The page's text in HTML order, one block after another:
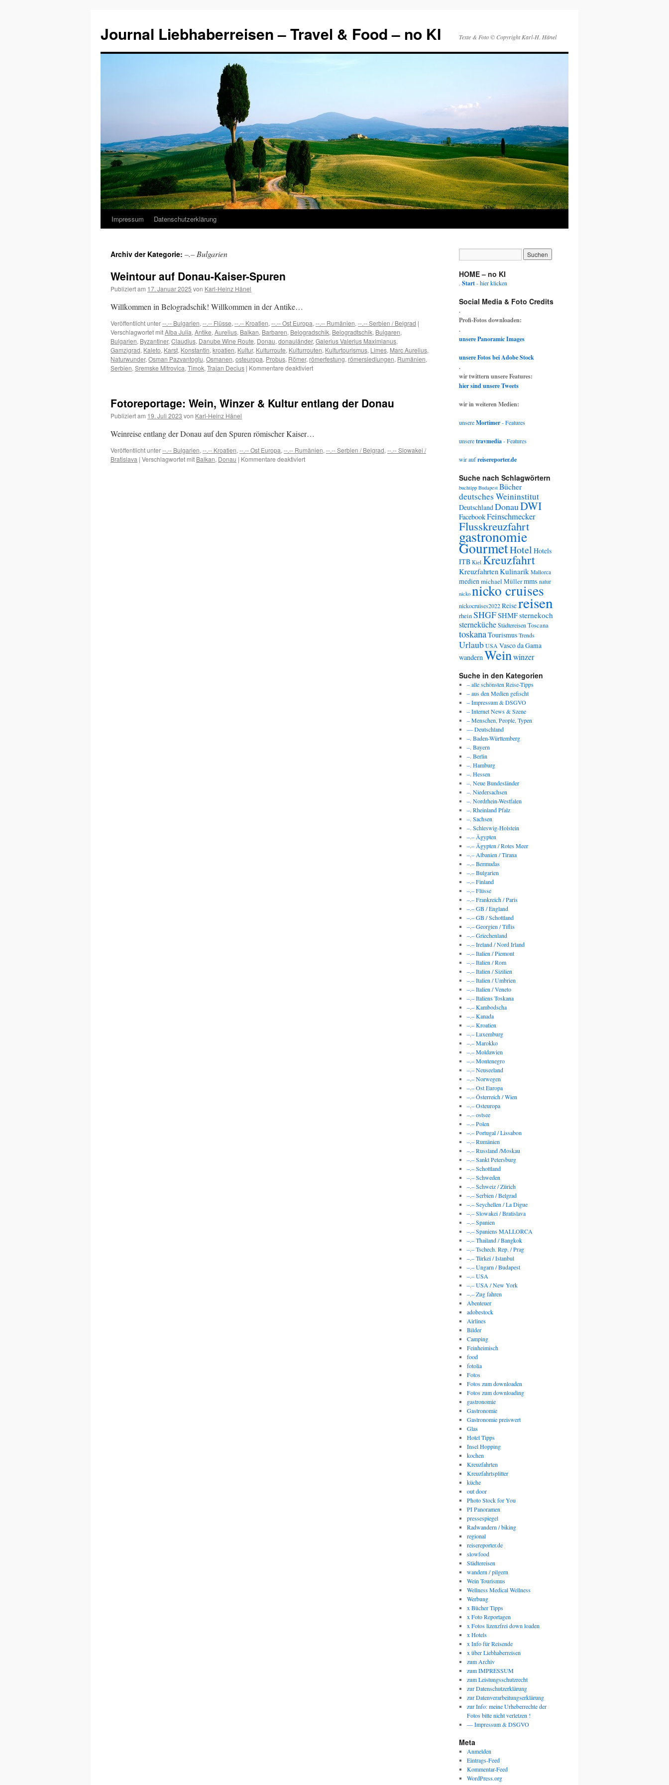
Journal Liebhaberreisen – Travel & Food – no KI Texte & Foto © Copyright Karl-H. Hänel
Zum
springen
Impressum Datenschutzerklärung
Archiv der Kategorie: –.– Bulgarien
Weintour auf Donau-Kaiser-Spuren
Publiziert am 17. Januar 2025 von Karl-Heinz Hänel
Willkommen in Belogradschik! Willkommen in der Antike…
Veröffentlicht unter--.-- Bulgarien, --.-- Flüsse, --.-- Kroatien, --.-- Ost Europa, --.-- Rumänien, --.-- Serbien / Belgrad |
Verschlagwortet mitAlba Julia, Antike, Aurelius, Balkan, Barbaren, Belogradschik, Belogradtschik, Bulgaren,
Bulgarien, Byzantiner, Claudius, Danube Wine Route, Donau, donauländer, Galerius Valerius Maximianus,
Gamzigrad, Kaleto, Karst, Konstantin, kroatien, Kultur, Kulturroute, Kulturrouten, Kulturtourismus, Limes, Marc Aurelius,
Naturwunder, Osman Pazvantoglu, Osmanen, osteuropa, Probus, Römer, römerfestung, römersiedlungen, Rumänien,
Serbien, Sremske Mitrovica, Timok, Trajan Decius | Kommentare deaktiviertfür
Kaiser-
Fotoreportage: Wein, Winzer & Kultur entlang der Donau
Publiziert am 19. Juli 2023 von Karl-Heinz Hänel
Weinreise entlang der Donau auf den Spuren römischer Kaiser…
Veröffentlicht unter--.-- Bulgarien, --.-- Kroatien, --.-- Ost Europa, --.-- Rumänien, --.-- Serbien / Belgrad, --.-- Slowakei /
Bratislava | Verschlagwortet mit Balkan, Donau | Kommentare deaktiviertfür
HOME – no KI
. Start- hier klicken
Social Media & Foto Credits
.
Profi-Fotos downloaden:
.
unsere Panoramic Images
unsere Fotos bei Adobe Stock
.
wir twittern unsere Features:
hier sind unsere Tweets
wir in weiteren Medien:
unsereMortimer- Features
unseretravmedia- Features
wir aufreisereporter.de
Suche nach Schlagwörtern
buchtipp Budapest Bücher
deutsches Weininstitut
DeutschlandDonauDWI
FacebookFeinschmecker
Flusskreuzfahrt
gastronomie
GourmetHotel Hotels
ITB Kiel Kreuzfahrt
KreuzfahrtenKulinarik Mallorca
medienmichael Müllermms natur
nicko nicko cruises
nickocruises2022Reisereisen
rheinSHGFSHMFsternekoch
sternekücheStädtereisenToscana
toskanaTourismus Trends
Urlaub USA Vasco da Gama
wandernWeinwinzer
Suche in den Kategorien
– alle schönsten Reise-Tipps
– aus den Medien gefischt
– Impressum & DSGVO
– Internet News & Szene
– Menschen, People, Typen
— Deutschland
–. Baden-Württemberg
–. Bayern
–. Berlin
–. Hamburg
–. Hessen
–. Neue Bundesländer
–. Niedersachsen
–. Nordrhein-Westfalen
–. Rheinland Pfalz
–. Sachsen
–. Schleswig-Holstein
–.– Ägypten
–.– Ägypten / Rotes Meer
–.– Albanien / Tirana
–.– Bermudas
–.– Bulgarien
–.– Finland
–.– Flüsse
–.– Frankreich / Paris
–.– GB / England
–.– GB / Schottland
–.– Georgien / Tiflis
–.– Griechenland
–.– Ireland / Nord Irland
–.– Italien / Piemont
–.– Italien / Rom
–.– Italien / Sizilien
–.– Italien / Umbrien
–.– Italien / Veneto
–.– Italiens Toskana
–.– Kambodscha
–.– Kanada
–.– Kroatien
–.– Luxemburg
–.– Marokko
–.– Moldawien
–.– Montenegro
–.– Neuseeland
–.– Norwegen
–.– Ost Europa
–.– Österreich / Wien
–.– Osteuropa
–.– ostsee
–.– Polen
–.– Portugal / Lissabon
–.– Rumänien
–.– Russland /Moskau
–.– Sankt Petersburg
–.– Schottland
–.– Schweden
–.– Schweiz / Zürich
–.– Serbien / Belgrad
–.– Seychellen / La Digue
–.– Slowakei / Bratislava
–.– Spanien
–.– Spaniens MALLORCA
–.– Thailand / Bangkok
–.– Tschech. Rep. / Prag
–.– Türkei / Istanbul
–.– Ungarn / Budapest
–.– USA
–.– USA / New York
–.– Zug fahren
Abenteuer
adobestock
Airlines
Bilder
Camping
Feinheimisch
food
fotolia
Fotos
Fotos zum downloaden
Fotos zum downloading
gastronomie
Gastronomie
Gastronomie preiswert
Glas
Hotel Tipps
Insel Hopping
kochen
Kreuzfahrten
Kreuzfahrtsplitter
küche
out door
Photo Stock for You
PI Panoramen
pressespiegel
Radwandern / biking
regional
reisereporter.de
slowfood
Städtereisen
wandern / pilgern
Wein Tourismus
Wellness Medical Wellness
Werbung
x Bücher Tipps
x Foto Reportagen
x Fotos lizenzfrei down loaden
x Hotels
x Info für Reisende
x über Liebhaberreisen
zum Archiv
zum IMPRESSUM
zum Leistungsschutzrecht
zur Datenschutzerklärung
zur Datenverarbeitungserklärung
zur Info: meine Urheberrechte der
Fotos bitte nicht verletzen !
— Impressum & DSGVO
Meta
Anmelden
Eintrags-Feed
Kommentar-Feed
WordPress.org